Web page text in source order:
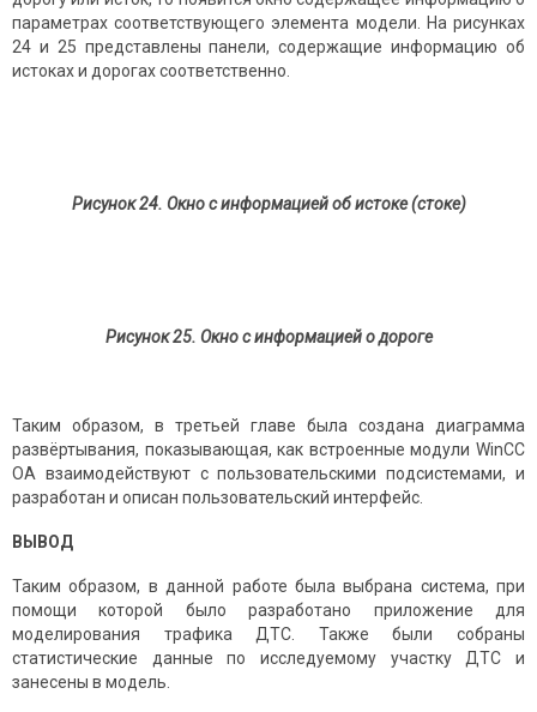
параметрах соответствующего элемента модели. На рисунках
24 и 25 представлены панели, содержащие информацию об
истоках и дорогах соответственно.
Рисунок 24. Окно с информацией об истоке (стоке)
Рисунок 25. Окно с информацией о дороге
Таким образом, в третьей главе была создана диаграмма
развёртывания, показывающая, как встроенные модули WinCC
OA взаимодействуют с пользовательскими подсистемами, и
разработан и описан пользовательский интерфейс.
ВЫВОД
Таким образом, в данной работе была выбрана система, при
помощи которой было разработано приложение для
моделирования трафика ДТС. Также были собраны
статистические данные по исследуемому участку ДТС и
занесены в модель.